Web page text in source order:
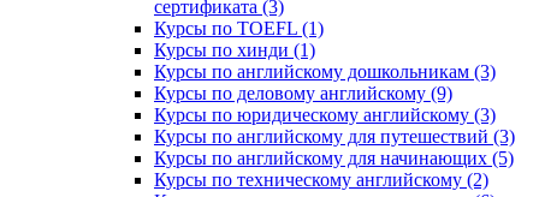
сертификата (3)
Курсы по TOEFL (1)
Курсы по хинди (1)
Курсы по английскому дошкольникам (3)
Курсы по деловому английскому (9)
Курсы по юридическому английскому (3)
Курсы по английскому для путешествий (3)
Курсы по английскому для начинающих (5)
Курсы по техническому английскому (2)